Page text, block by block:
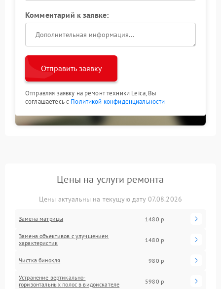
Комментарий к заявке:
Отправить заявку
Отправляя заявку на ремонт техники Leica, Вы
соглашаетесь с Политикой конфиденциальности
Цены на услуги ремонта
Цены актуальны на текущую дату 07.08.2026
Замена матрицы 1480 р
Замена объективов с улучшением
характеристик
1480 р
Чистка бинокля 980 р
Устранение вертикально-
горизонтальных полос в видоискателе
5980 р